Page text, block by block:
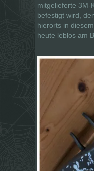
mitgelieferte 3M-
befestigt wird,
hierorts in
heute leblos am